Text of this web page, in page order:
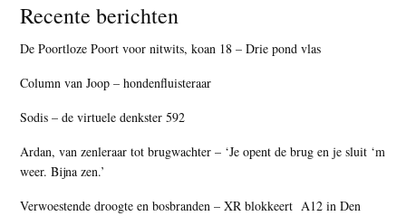
Recente berichten
De Poortloze Poort voor nitwits, koan 18 – Drie pond vlas
Column van Joop – hondenfluisteraar
Sodis – de virtuele denkster 592
Ardan, van zenleraar tot brugwachter – ‘Je opent de brug en je sluit ‘m
weer. Bijna zen.’
Verwoestende droogte en bosbranden – XR blokkeert A12 in Den